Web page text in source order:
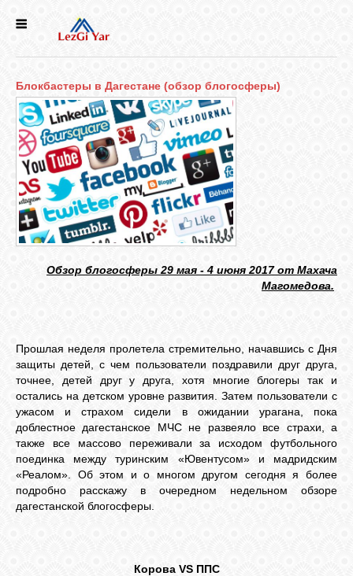
СЕЛА
ИСТОРИЯ
КУЛЬТУРА
ГОЛОС
БИБЛИОТЕКА
Блокбастеры в Дагестане (обзор блогосферы)
Обзор блогосферы 29 мая - 4 июня 2017 от Махача
Магомедова.
Прошлая неделя пролетела стремительно, начавшись с Дня
защиты детей, с чем пользователи поздравили друг друга,
точнее, детей друг у друга, хотя многие блогеры так и
остались на детском уровне развития. Затем пользователи с
ужасом и страхом сидели в ожидании урагана, пока
доблестное дагестанское МЧС не развеяло все страхи, а
также все массово переживали за исходом футбольного
поединка между туринским «Ювентусом» и мадридским
«Реалом». Об этом и о многом другом сегодня я более
подробно расскажу в очередном недельном обзоре
дагестанской блогосферы.
Корова VS ППС